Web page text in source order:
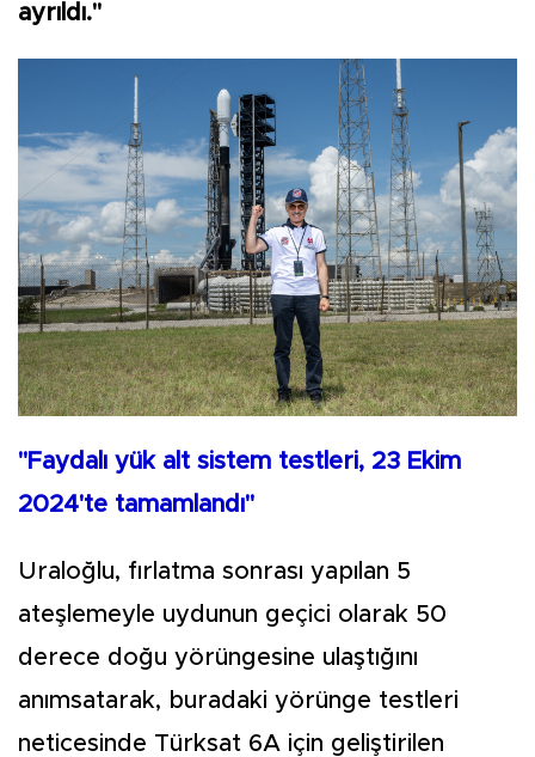
ayrıldı."
"Faydalı yük alt sistem testleri, 23 Ekim
2024'te tamamlandı"
Uraloğlu, fırlatma sonrası yapılan 5
ateşlemeyle uydunun geçici olarak 50
derece doğu yörüngesine ulaştığını
anımsatarak, buradaki yörünge testleri
neticesinde Türksat 6A için geliştirilen